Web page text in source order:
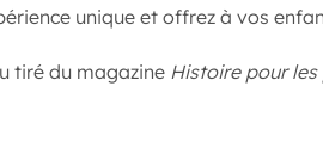
unique et offrez à vos
tiré du magazine Histoire pour